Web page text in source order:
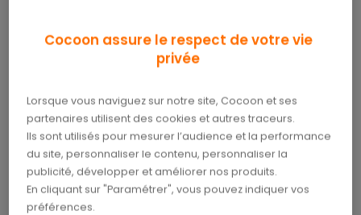
(public, privé), de la ville, de la
région…
d’une hospitalisation démontrent qu’une journée
d’hospitalisation coûte en moyenne 1 370 €
dans un service de médecine ; 1 700 € dans un
service de chirurgie et plus de 3 000 € en soins
intensifs ! Des frais bien souvent ignorés de la
plupart des patients.
Cocoon assure le respect de votre vie
privée
Lorsque vous naviguez sur notre site, Cocoon et ses
partenaires utilisent des cookies et autres traceurs.
Ils sont utilisés pour mesurer l’audience et la performance
du site, personnaliser le contenu, personnaliser la
publicité, développer et améliorer nos produits.
En cliquant sur "Paramétrer", vous pouvez indiquer vos
préférences.